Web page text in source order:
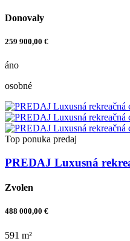
Donovaly
259 900,00 €
áno
osobné
Top ponuka predaj
PREDAJ Luxusná
Zvolen
488 000,00 €
591 m²